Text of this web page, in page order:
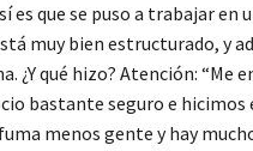
es que se puso a trabajar
muy bien estructurado, y
qué hizo? Atención:
bastante seguro e
menos gente y hay